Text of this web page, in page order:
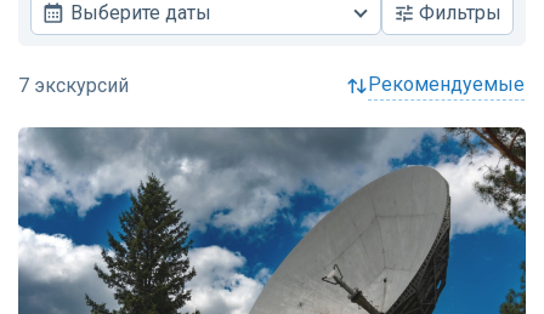
Выберите даты Фильтры
рекомендуемые